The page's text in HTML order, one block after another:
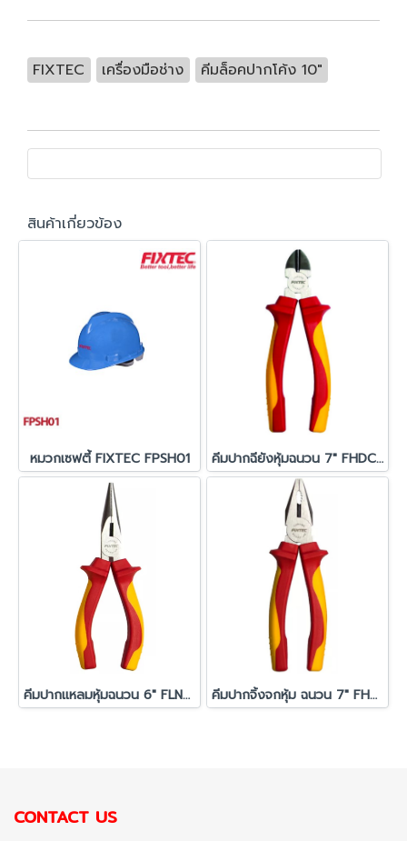
FIXTEC เครื่องมือช่าง คีมล็อคปากโค้ง 10"
สินค้าเกี่ยวข้อง
หมวกเซฟตี้ FIXTEC FPSH01 คีมปากฉียังหุ้มฉนวน 7" FHDCP207
คีมปากแหลมหุ้มฉนวน 6" FLNP206 คีมปากจิ้งจกหุ้ม ฉนวน 7" FHCP207
CONTACT US